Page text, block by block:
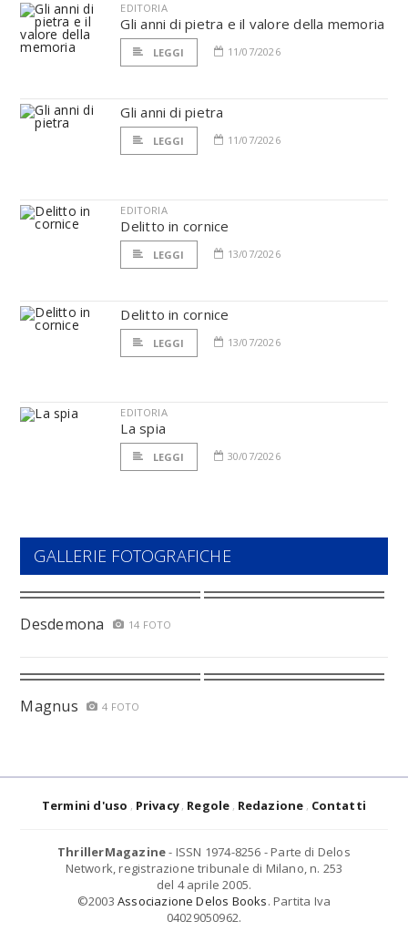
EDITORIA
Gli anni di pietra e il valore della memoria
LEGGI 11/07/2026
Gli anni di pietra
LEGGI 11/07/2026
EDITORIA
Delitto in cornice
LEGGI 13/07/2026
Delitto in cornice
LEGGI 13/07/2026
EDITORIA
La spia
LEGGI 30/07/2026
GALLERIE FOTOGRAFICHE
Desdemona 14 FOTO
Magnus 4 FOTO
Termini d'uso Privacy Regole Redazione Contatti
ThrillerMagazine- ISSN 1974-8256 - Parte di Delos
Network, registrazione tribunale di Milano, n. 253
del 4 aprile 2005.
©2003 Associazione Delos Books. Partita Iva
04029050962.